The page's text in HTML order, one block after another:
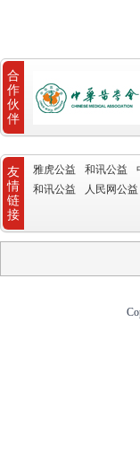
合
作
伙
伴
友
情
链
接
雅虎公益 和讯公益
和讯公益
人民网公益